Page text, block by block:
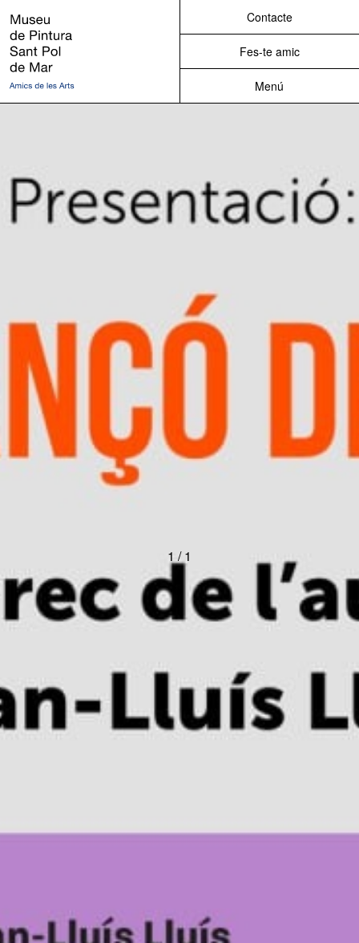
Museu de Pintura de Sant Pol de
Mar
Contacte
Fes-te amic
Menú
1 / 1